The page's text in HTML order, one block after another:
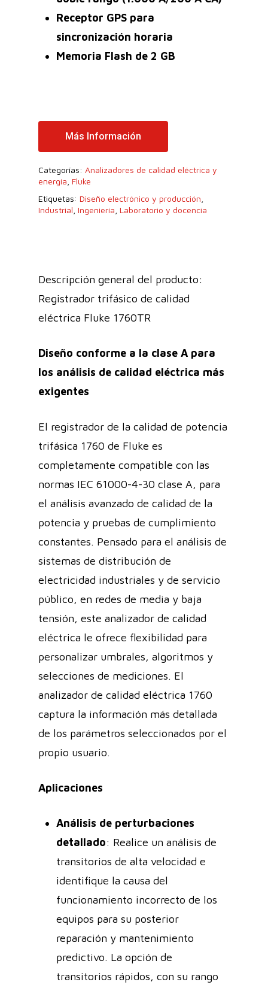
Receptor GPS para
sincronización horaria
Memoria Flash de 2 GB
Más Información
Categorías: Analizadores de calidad eléctrica y
energía Fluke
Etiquetas: Diseño electrónico y producción
Industrial Ingeniería Laboratorio y docencia
Descripción general del producto:
Registrador trifásico de calidad
eléctrica Fluke 1760TR
Diseño conforme a la clase A para
los análisis de calidad eléctrica más
exigentes
El registrador de la calidad de potencia
trifásica 1760 de Fluke es
completamente compatible con las
normas IEC 61000-4-30 clase A, para
el análisis avanzado de calidad de la
potencia y pruebas de cumplimiento
constantes. Pensado para el análisis de
sistemas de distribución de
electricidad industriales y de servicio
público, en redes de media y baja
tensión, este analizador de calidad
eléctrica le ofrece flexibilidad para
personalizar umbrales, algoritmos y
selecciones de mediciones. El
analizador de calidad eléctrica 1760
captura la información más detallada
de los parámetros seleccionados por el
propio usuario.
Aplicaciones
Análisis de perturbaciones
detallado: Realice un análisis de
transitorios de alta velocidad e
identifique la causa del
funcionamiento incorrecto de los
equipos para su posterior
reparación y mantenimiento
predictivo. La opción de
transitorios rápidos, con su rango